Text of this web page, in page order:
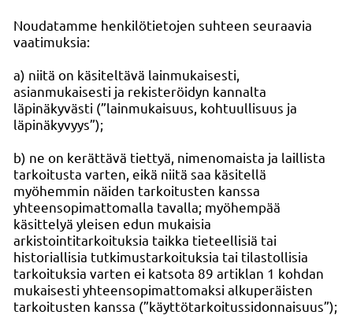
Noudatamme henkilötietojen suhteen seuraavia
vaatimuksia:
a) niitä on käsiteltävä lainmukaisesti,
asianmukaisesti ja rekisteröidyn kannalta
läpinäkyvästi (”lainmukaisuus, kohtuullisuus ja
läpinäkyvyys”);
b) ne on kerättävä tiettyä, nimenomaista ja laillista
tarkoitusta varten, eikä niitä saa käsitellä
myöhemmin näiden tarkoitusten kanssa
yhteensopimattomalla tavalla; myöhempää
käsittelyä yleisen edun mukaisia
arkistointitarkoituksia taikka tieteellisiä tai
historiallisia tutkimustarkoituksia tai tilastollisia
tarkoituksia varten ei katsota 89 artiklan 1 kohdan
mukaisesti yhteensopimattomaksi alkuperäisten
tarkoitusten kanssa (”käyttötarkoitussidonnaisuus”);